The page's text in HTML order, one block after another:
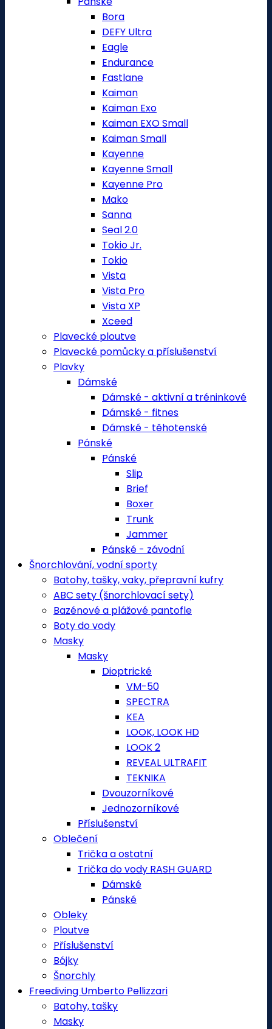
Bora
DEFY Ultra
Eagle
Endurance
Fastlane
Kaiman
Kaiman Exo
Kaiman EXO Small
Kaiman Small
Kayenne
Kayenne Small
Kayenne Pro
Mako
Sanna
Seal 2.0
Tokio Jr.
Tokio
Vista
Vista Pro
Vista XP
Xceed
Plavecké ploutve
Plavecké pomůcky a příslušenství
Plavky
Dámské
Dámské - aktivní a tréninkové
Dámské - fitnes
Dámské - těhotenské
Pánské
Pánské
Slip
Brief
Boxer
Trunk
Jammer
Pánské - závodní
Šnorchlování, vodní sporty
Batohy, tašky, vaky, přepravní kufry
ABC sety (šnorchlovací sety)
Bazénové a plážové pantofle
Boty do vody
Masky
Masky
Dioptrické
VM-50
SPECTRA
KEA
LOOK, LOOK HD
LOOK 2
REVEAL ULTRAFIT
TEKNIKA
Dvouzorníkové
Jednozorníkové
Příslušenství
Oblečení
Trička a ostatní
Trička do vody RASH GUARD
Dámské
Pánské
Obleky
Ploutve
Příslušenství
Bójky
Šnorchly
Freediving Umberto Pellizzari
Batohy, tašky
Masky